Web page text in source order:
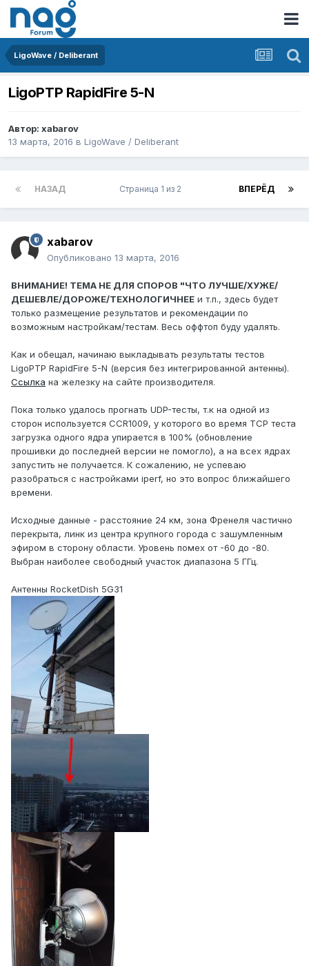
LigoWave / Deliberant
LigoPTP RapidFire 5-N
Автор: xabarov
13 марта, 2016 в LigoWave / Deliberant
НАЗАД ВПЕРЁД
Страница 1 из 2
xabarov
Опубликовано 13 марта, 2016
ВНИМАНИЕ! ТЕМА НЕ ДЛЯ СПОРОВ "ЧТО ЛУЧШЕ/ХУЖЕ/
ДЕШЕВЛЕ/ДОРОЖЕ/ТЕХНОЛОГИЧНЕЕ и т.п., здесь будет
только размещение результатов и рекомендации по
возможным настройкам/тестам. Весь оффтоп буду удалять.
Как и обещал, начинаю выкладывать результаты тестов
LigoPTP RapidFire 5-N (версия без интегрированной антенны).
Ссылка на железку на сайте производителя.
Пока только удалось прогнать UDP-тесты, т.к на одной из
сторон используется CCR1009, у которого во время TCP теста
загрузка одного ядра упирается в 100% (обновление
прошивки до последней версии не помогло), а на всех ядрах
запустить не получается. К сожалению, не успеваю
разобраться с настройками iperf, но это вопрос ближайшего
времени.
Исходные данные - расстояние 24 км, зона Френеля частично
перекрыта, линк из центра крупного города с зашумленным
эфиром в сторону области. Уровень помех от -60 до -80.
Выбран наиболее свободный участок диапазона 5 ГГц.
Антенны RocketDish 5G31